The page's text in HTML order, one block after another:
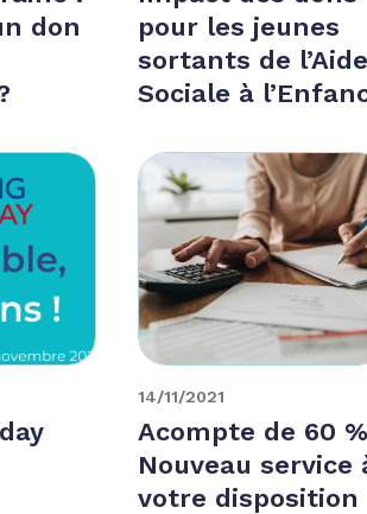
don
pour les jeunes
sortants de l’Aide
Sociale à
14/11/2021
Acompte de 60
Nouveau service
votre disposition